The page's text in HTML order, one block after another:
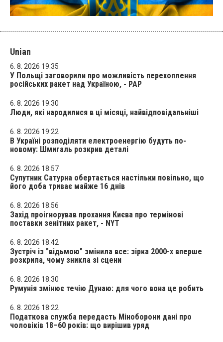
Unian
6. 8. 2026 19:35
У Польщі заговорили про можливість перехоплення
російських ракет над Україною, - PAP
6. 8. 2026 19:30
Люди, які народилися в ці місяці, найвідповідальніші
6. 8. 2026 19:22
В Україні розподіляти електроенергію будуть по-
новому: Шмигаль розкрив деталі
6. 8. 2026 18:57
Супутник Сатурна обертається настільки повільно, що
його доба триває майже 16 днів
6. 8. 2026 18:56
Захід проігнорував прохання Києва про термінові
поставки зенітних ракет, - NYT
6. 8. 2026 18:42
Зустріч із "відьмою" змінила все: зірка 2000-х вперше
розкрила, чому зникла зі сцени
6. 8. 2026 18:30
Румунія змінює течію Дунаю: для чого вона це робить
6. 8. 2026 18:22
Податкова служба передасть Міноборони дані про
чоловіків 18–60 років: що вирішив уряд